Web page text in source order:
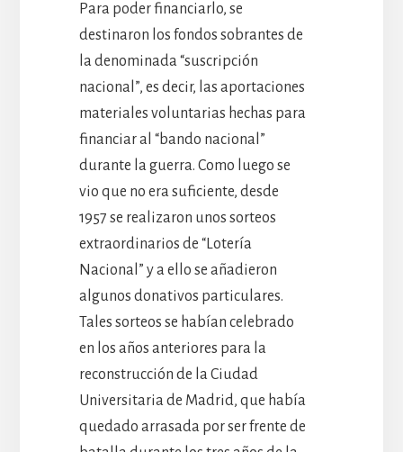
Para poder financiarlo, se
destinaron los fondos sobrantes de
la denominada “suscripción
nacional”, es decir, las aportaciones
materiales voluntarias hechas para
financiar al “bando nacional”
durante la guerra. Como luego se
vio que no era suficiente, desde
1957 se realizaron unos sorteos
extraordinarios de “Lotería
Nacional” y a ello se añadieron
algunos donativos particulares.
Tales sorteos se habían celebrado
en los años anteriores para la
reconstrucción de la Ciudad
Universitaria de Madrid, que había
quedado arrasada por ser frente de